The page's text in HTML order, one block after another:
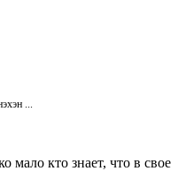
...
кто знает, что в свое